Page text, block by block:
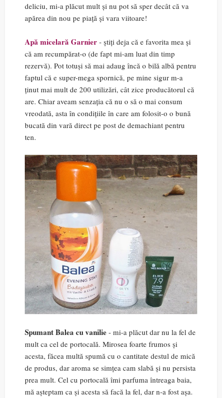
deliciu, mi-a plăcut mult și nu pot să sper decât că va
apărea din nou pe piață și vara viitoare!
Apă micelară Garnier - știți deja că e favorita mea și
că am recumpărat-o (de fapt mi-am luat din timp
rezervă). Pot totuși să mai adaug încă o bilă albă pentru
faptul că e super-mega spornică, pe mine sigur m-a
ținut mai mult de 200 utilizări, cât zice producătorul că
are. Chiar aveam senzația că nu o să o mai consum
vreodată, asta în condițiile în care am folosit-o o bună
bucată din vară direct pe post de demachiant pentru
ten.
Spumant Balea cu vanilie - mi-a plăcut dar nu la fel de
mult ca cel de portocală. Mirosea foarte frumos și
acesta, făcea multă spumă cu o cantitate destul de mică
de produs, dar aroma se simțea cam slabă și nu persista
prea mult. Cel cu portocală îmi parfuma întreaga baia,
mă așteptam ca și acesta să facă la fel, dar n-a fost așa.